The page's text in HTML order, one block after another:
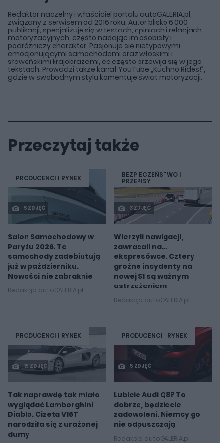
Redaktor naczelny i właściciel portalu autoGALERIA.pl,
związany z serwisem od 2016 roku. Autor blisko 6 000
publikacji, specjalizuje się w testach, opiniach i relacjach
motoryzacyjnych, często nadając im osobisty i
podróżniczy charakter. Pasjonuje się nietypowymi,
emocjonującymi samochodami oraz włoskimi i
słoweńskimi krajobrazami, co często przewija się w jego
tekstach. Prowadzi także kanał YouTube „Kuchno Rides!”,
gdzie w swobodnym stylu komentuje świat motoryzacji.
Przeczytaj także
PRODUCENCI I RYNEK
5 ZDJĘĆ
Salon Samochodowy w
Paryżu 2026. Te
samochody zadebiutują
już w październiku.
Nowości nie zabraknie
Redakcja autoGALERIA.pl
BEZPIECZEŃSTWO I
PRZEPISY
3 ZDJĘĆ
Wierzyli nawigacji,
zawracali na...
ekspresówce. Cztery
groźne incydenty na
nowej S1 są ważnym
ostrzeżeniem
Redakcja autoGALERIA.pl
PRODUCENCI I RYNEK
15 ZDJĘĆ
Tak naprawdę tak miało
wyglądać Lamborghini
Diablo. Cizeta V16T
narodziła się z urażonej
dumy
PRODUCENCI I RYNEK
5 ZDJĘĆ
Lubicie Audi Q8? To
dobrze, będziecie
zadowoleni. Niemcy go
nie odpuszczają
Redakcja autoGALERIA.pl